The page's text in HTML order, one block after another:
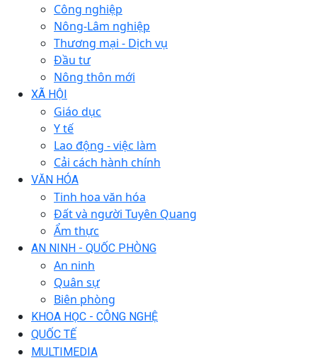
Công nghiệp
Nông-Lâm nghiệp
Thương mại - Dịch vụ
Đầu tư
Nông thôn mới
XÃ HỘI
Giáo dục
Y tế
Lao động - việc làm
Cải cách hành chính
VĂN HÓA
Tinh hoa văn hóa
Đất và người Tuyên Quang
Ẩm thực
AN NINH - QUỐC PHÒNG
An ninh
Quân sự
Biên phòng
KHOA HỌC - CÔNG NGHỆ
QUỐC TẾ
MULTIMEDIA